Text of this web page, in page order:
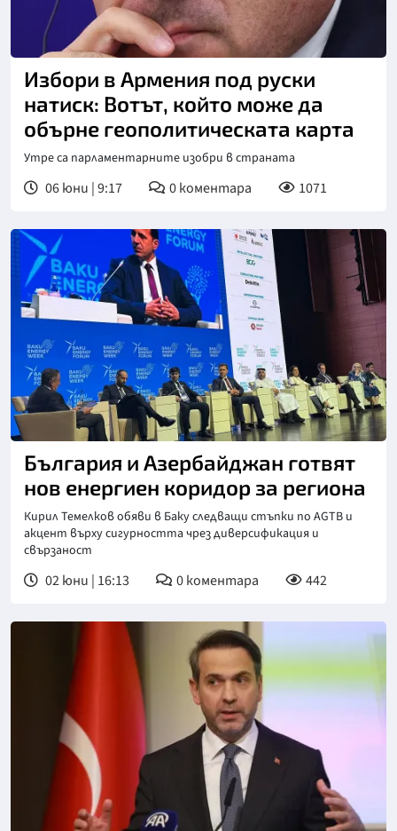
Снимка: БТА
Избори в Армения под руски
натиск: Вотът, който може да
обърне геополитическата карта
Утре са парламентарните изобри в страната
06 юни | 9:17 0коментара 1071
България и Азербайджан готвят
нов енергиен коридор за региона
Кирил Темелков обяви в Баку следващи стъпки по AGTB и
акцент върху сигурността чрез диверсификация и
свързаност
02 юни | 16:13 0коментара 442